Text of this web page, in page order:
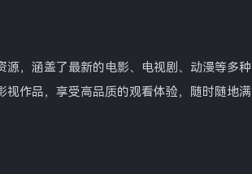
，涵盖了最新的电影、电视剧、动漫等多种
作品，享受高品质的观看体验，随时随地满